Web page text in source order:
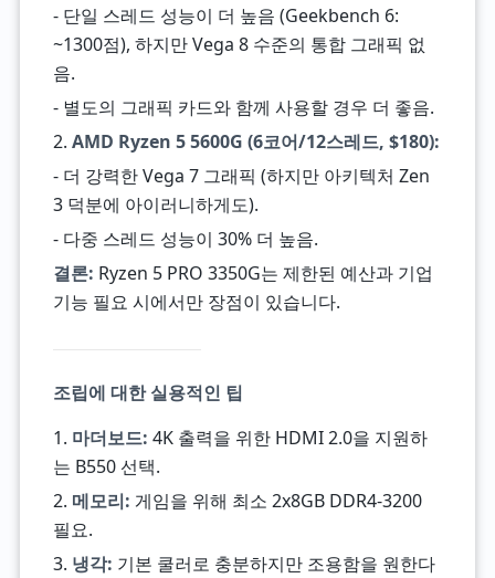
- 단일 스레드 성능이 더 높음 (Geekbench 6:
~1300점), 하지만 Vega 8 수준의 통합 그래픽 없
음.
- 별도의 그래픽 카드와 함께 사용할 경우 더 좋음.
2. AMD Ryzen 5 5600G (6코어/12스레드, $180):
- 더 강력한 Vega 7 그래픽 (하지만 아키텍처 Zen
3 덕분에 아이러니하게도).
- 다중 스레드 성능이 30% 더 높음.
결론: Ryzen 5 PRO 3350G는 제한된 예산과 기업
기능 필요 시에서만 장점이 있습니다.
조립에 대한 실용적인 팁
1. 마더보드: 4K 출력을 위한 HDMI 2.0을 지원하
는 B550 선택.
2. 메모리: 게임을 위해 최소 2x8GB DDR4-3200
필요.
3. 냉각: 기본 쿨러로 충분하지만 조용함을 원한다